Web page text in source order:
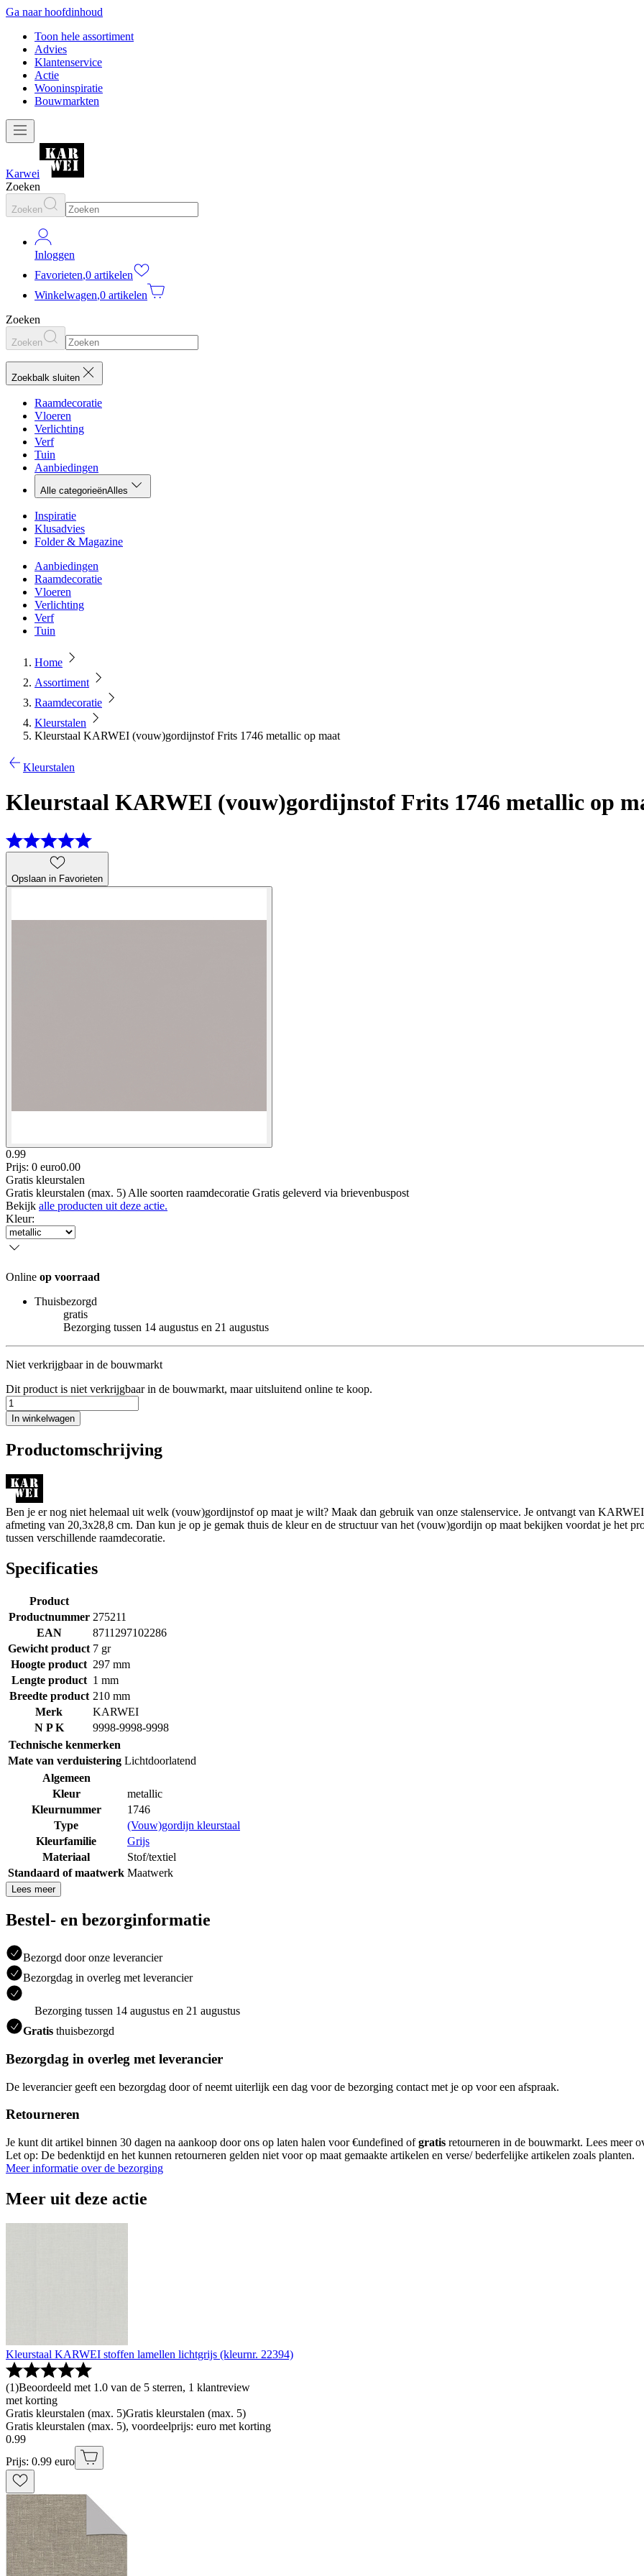
Ga naar hoofdinhoud
Toon hele assortiment
Advies
Klantenservice
Actie
Wooninspiratie
Bouwmarkten
Karwei
Zoeken
Zoeken
Inloggen
Favorieten,0 artikelen
Winkelwagen,0 artikelen
Zoeken
Zoeken
Zoekbalk sluiten
Raamdecoratie
Vloeren
Verlichting
Verf
Tuin
Aanbiedingen
Alle categorieënAlles
Inspiratie
Klusadvies
Folder & Magazine
Aanbiedingen
Raamdecoratie
Vloeren
Verlichting
Verf
Tuin
Home
Assortiment
Raamdecoratie
Kleurstalen
Kleurstaal KARWEI (vouw)gordijnstof Frits 1746 metallic op maat
Kleurstalen
Kleurstaal KARWEI (vouw)gordijnstof Frits 1746 metallic op
Opslaan in Favorieten
0.99
Prijs: 0 euro0.00
Gratis kleurstalen
Gratis kleurstalen (max. 5) Alle soorten raamdecoratie Gratis geleverd via brievenbuspost
Bekijk alle producten uit deze actie.
Kleur:
Online op voorraad
Thuisbezorgd
gratis
Bezorging tussen 14 augustus en 21 augustus
Niet verkrijgbaar in de bouwmarkt
Dit product is niet verkrijgbaar in de bouwmarkt, maar uitsluitend online te koop.
In winkelwagen
Productomschrijving
Ben je er nog niet helemaal uit welk (vouw)gordijnstof op maat je wilt? Maak dan gebruik van onze stalenservice. Je ontvangt van
afmeting van 20,3x28,8 cm. Dan kun je op je gemak thuis de kleur en de structuur van het (vouw)gordijn op maat bekijken voordat je het
tussen verschillende raamdecoratie.
Specificaties
Product
Productnummer 275211
EAN
8711297102286
Gewicht product 7 gr
Hoogte product 297 mm
Lengte product 1 mm
Breedte product 210 mm
Merk
KARWEI
N P K
9998-9998-9998
Technische kenmerken
Mate van verduistering Lichtdoorlatend
Algemeen
Kleur
metallic
Kleurnummer
1746
Type
(Vouw)gordijn kleurstaal
Kleurfamilie
Grijs
Materiaal
Stof/textiel
Standaard of maatwerk Maatwerk
Lees meer
Bestel- en bezorginformatie
Bezorgd door onze leverancier
Bezorgdag in overleg met leverancier
Bezorging tussen 14 augustus en 21 augustus
Gratis thuisbezorgd
Bezorgdag in overleg met leverancier
De leverancier geeft een bezorgdag door of neemt uiterlijk een dag voor de bezorging contact met je op voor een afspraak.
Retourneren
Je kunt dit artikel binnen 30 dagen na aankoop door ons op laten halen voor €undefined ofgratis retourneren in de bouwmarkt. Lees meer
Let op: De bedenktijd en het kunnen retourneren gelden niet voor op maat gemaakte artikelen en verse/ bederfelijke artikelen zoals planten.
Meer informatie over de bezorging
Meer uit deze actie
Kleurstaal KARWEI stoffen lamellen lichtgrijs (kleurnr. 22394)
(1)Beoordeeld met 1.0 van de 5 sterren, 1 klantreview
met korting
Gratis kleurstalen (max. 5)Gratis kleurstalen (max. 5)
Gratis kleurstalen (max. 5), voordeelprijs: euro met korting
0.99
Prijs: 0.99 euro